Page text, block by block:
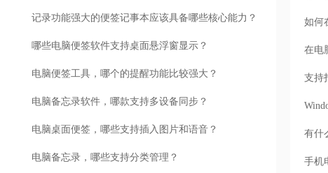
记录功能强大的便签记事本应该具备哪些核心能力？
哪些电脑便签软件支持桌面悬浮窗显示？
电脑便签工具，哪个的提醒功能比较强大？
电脑备忘录软件，哪款支持多设备同步？
电脑桌面便签，哪些支持插入图片和语音？
电脑备忘录，哪些支持分类管理？
如何
在电
支持
有什
手机